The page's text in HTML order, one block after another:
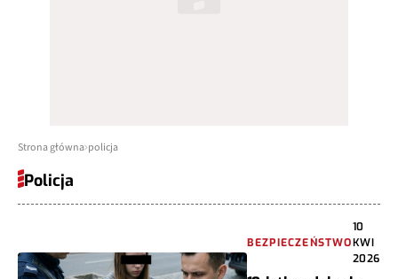
Strona główna policja
Policja
BEZPIECZEŃSTWO
10
KWI
2026